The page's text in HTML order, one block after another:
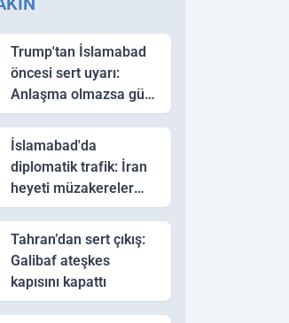
Trump'tan İslamabad
öncesi sert uyarı:
Anlaşma olmazsa güç
kullanırız
İslamabad'da
diplomatik trafik: İran
heyeti müzakereler
için Pakistan'a ulaştı
Tahran’dan sert çıkış:
Galibaf ateşkes
kapısını kapattı